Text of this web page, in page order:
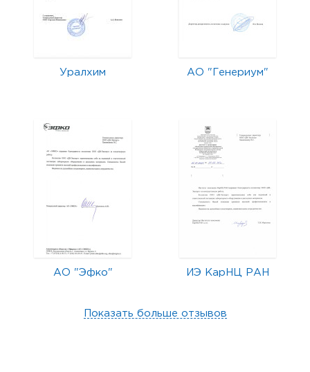
Уралхим АО "Генериум"
АО "Эфко" ИЭ КарНЦ РАН
Показать больше отзывов